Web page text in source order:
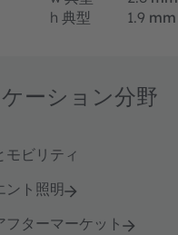
h 典型 1.9 mm
ーション分野
モビリティ
ント照明
フターマーケット